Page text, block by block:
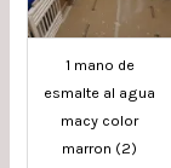
1 mano de
esmalte al agua
macy color
marron (2)